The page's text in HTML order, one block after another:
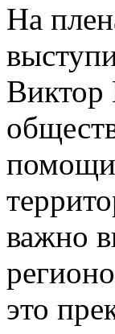
На
Виктор
помощи
важно
это